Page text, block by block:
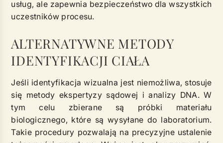
usług, ale zapewnia bezpieczeństwo dla wszystkich
uczestników procesu.
ALTERNATYWNE METODY
IDENTYFIKACJI CIAŁA
Jeśli identyfikacja wizualna jest niemożliwa, stosuje
się metody ekspertyzy sądowej i analizy DNA. W
tym celu zbierane są próbki materiału
biologicznego, które są wysyłane do laboratorium.
Takie procedury pozwalają na precyzyjne ustalenie